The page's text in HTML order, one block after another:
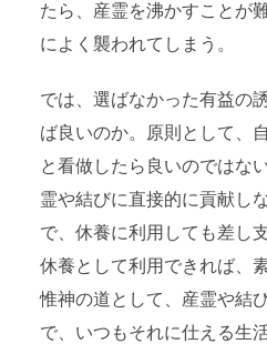
たら、産霊を沸かすことが
によく襲われてしまう。
では、選ばなかった有益の
ば良いのか。原則として、
と看做したら良いのではな
霊や結びに直接的に貢献し
で、休養に利用しても差し
休養として利用できれば、
惟神の道として、産霊や結
で、いつもそれに仕える生